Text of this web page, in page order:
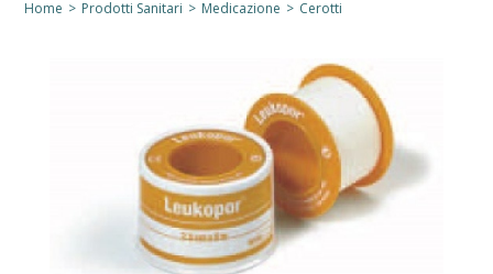
STOMIA E INCONTINENZA Open submenu
Open submenu
Home > Prodotti Sanitari > Medicazione > Cerotti